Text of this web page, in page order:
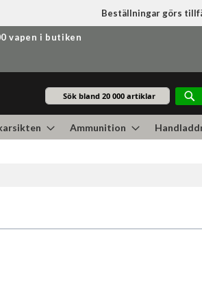
Beställningar görs
vapen i butiken
Ammunition